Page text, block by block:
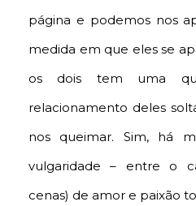
página e podemos nos
medida em que eles se
os dois tem uma
relacionamento deles
nos queimar. Sim, há
vulgaridade – entre o
cenas) de amor e paixão